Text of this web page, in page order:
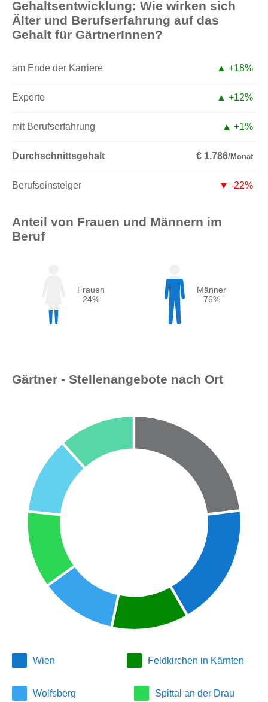
Gehaltsentwicklung: Wie wirken sich
Älter und Berufserfahrung auf das
Gehalt für GärtnerInnen?
am Ende der Karriere ▲ +18%
Experte ▲ +12%
mit Berufserfahrung ▲ +1%
Durchschnittsgehalt € 1.786/Monat
Berufseinsteiger ▼ -22%
Anteil von Frauen und Männern im
Beruf
Frauen
24%
Männer
76%
Gärtner - Stellenangebote nach Ort
Wien Feldkirchen in Kärnten
Wolfsberg Spittal an der Drau